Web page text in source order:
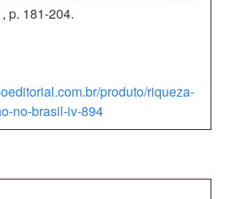
p. 181-204.
produto/riqueza-
no-brasil-iv-894